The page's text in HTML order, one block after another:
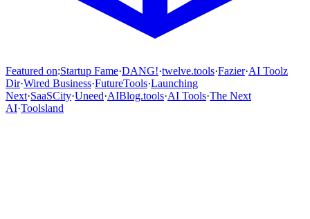
Featured on:Startup Fame·DANG!·twelve.tools·Fazier·AI Toolz
Dir·Wired Business·FutureTools·Launching
Next·SaaSCity·Uneed·AIBlog.tools·AI Tools·The Next
AI·Toolsland